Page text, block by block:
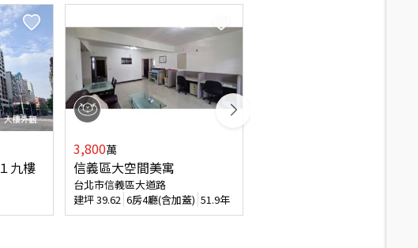
九樓
3,800萬
信義區大空間美寓
台北市信義區大道路
建坪39.62 6房4廳(含加蓋) 51.9年